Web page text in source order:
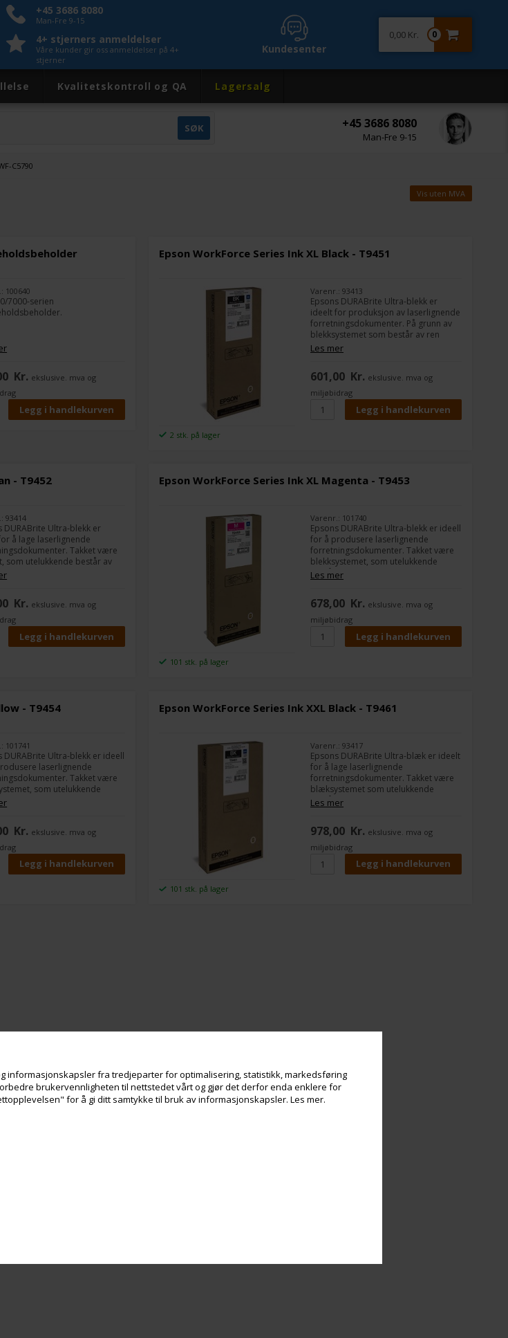
informasjonskapsler fra tredjeparter for optimalisering, statistikk, markedsføring
brukervennligheten til nettstedet vårt og gjør det derfor enda enklere for
for å gi ditt samtykke til bruk av informasjonskapsler. Les mer.
+45 3686 8080
Man-Fre 9-15
4+ stjerners anmeldelser
Våre kunder gir oss anmeldelser på 4+
stjerner
+45 3686 8080
Man-Fre 9-15
Kundesenter
0
0,00 Kr.
Kvalitetskontroll og QA Lagersalg
C5790
Vis uten MVA
100640
7000-serien
Kr. ekslusive. mva og
Epson WorkForce Series Ink XL Black - T9451
2 stk. på lager
Varenr.: 93413
Epsons DURABrite Ultra-blekk er
ideelt for produksjon av laserlignende
forretningsdokumenter. På grunn av
blekksystemet som består av ren
pigmentert blekk, er dokumentene
motstandsdyktige mot vann, skitt og
egenskaper for rask tørking er
perfekte for tosidig utskrift.
Les mer
601,00 Kr. ekslusive. mva og
miljøbidrag
- T9452
93414
DURABrite Ultra-blekk er
å lage laserlignende
Takket være
som utelukkende består av
blekk, er dokumentene
mot vann, skitt og
med rask tørking er
for tosidig utskrift.
Kr. ekslusive. mva og
Epson WorkForce Series Ink XL Magenta - T9453
101 stk. på lager
Varenr.: 101740
Epsons DURABrite Ultra-blekk er ideell
for å produsere laserlignende
forretningsdokumenter. Takket være
blekksystemet, som utelukkende
består av pigmentbasert blekk, er
dokumentene motstandsdyktige mot
hurtigtørkende egenskaper er
perfekte for tosidig utskrift.
Les mer
678,00 Kr. ekslusive. mva og
miljøbidrag
- T9454
101741
DURABrite Ultra-blekk er ideell
laserlignende
Takket være
som utelukkende
pigmentbasert blekk, er
motstandsdyktige mot
egenskaper er
for tosidig utskrift.
Kr. ekslusive. mva og
Epson WorkForce Series Ink XXL Black - T9461
101 stk. på lager
Varenr.: 93417
Epsons DURABrite Ultra-blæk er ideelt
for å lage laserlignende
forretningsdokumenter. Takket være
blæksystemet som utelukkende
består av pigmentbasert blekk, er
dokumentene motstandsdyktige mot
egenskaper med hurtig tørking er
perfekte for tosidig utskrift.
Les mer
978,00 Kr. ekslusive. mva og
miljøbidrag